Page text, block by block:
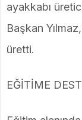
ayakkabı
Başkan
üretti.
EĞİTİME